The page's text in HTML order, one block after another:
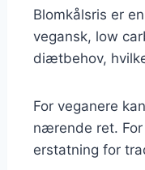
Blomkålsris er
vegansk, low
diætbehov,
For veganere
nærende ret.
erstatning for